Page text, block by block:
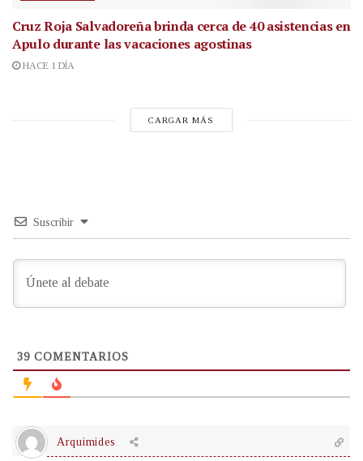
Cruz Roja Salvadoreña brinda cerca de 40 asistencias en
Apulo durante las vacaciones agostinas
HACE 1 DÍA
CARGAR MÁS
Suscribir
39 COMENTARIOS
Arquimides